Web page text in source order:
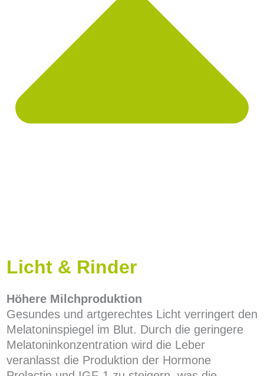
Licht & Rinder
Höhere Milchproduktion
Gesundes und artgerechtes Licht verringert den
Melatoninspiegel im Blut. Durch die geringere
Melatoninkonzentration wird die Leber
veranlasst die Produktion der Hormone